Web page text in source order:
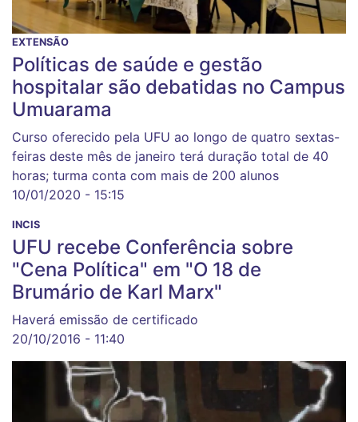
EXTENSÃO
Políticas de saúde e gestão
hospitalar são debatidas no Campus
Umuarama
Curso oferecido pela UFU ao longo de quatro sextas-
feiras deste mês de janeiro terá duração total de 40
horas; turma conta com mais de 200 alunos
10/01/2020 - 15:15
INCIS
UFU recebe Conferência sobre
"Cena Política" em "O 18 de
Brumário de Karl Marx"
Haverá emissão de certificado
20/10/2016 - 11:40